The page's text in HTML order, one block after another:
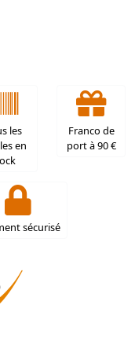
les
en
Franco de
port à 90 €
sécurisé